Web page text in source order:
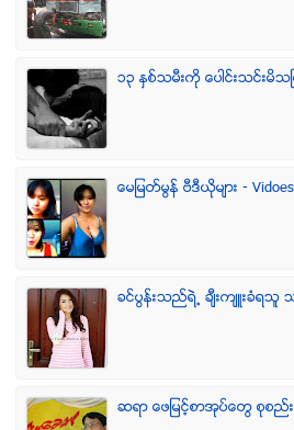
၁၃ ႏွစ္သမီးကို ေပါင္းသင္းမိသျဖ
ေမျမတ္မြန္ ဗီဒီယုိမ်ား -
ခင္ပြန္းသည္ရဲ႕ ခ်ီးက်ဴးခံရသူ သ
ဆရာ ေဖျမင့္စာအုပ္ေတြ စုစည္း